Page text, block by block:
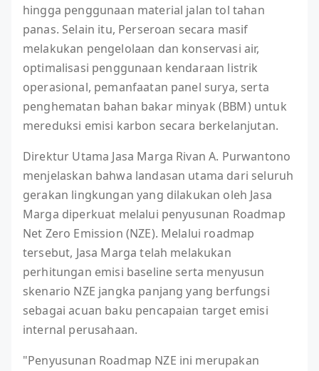
hingga penggunaan material jalan tol tahan
panas. Selain itu, Perseroan secara masif
melakukan pengelolaan dan konservasi air,
optimalisasi penggunaan kendaraan listrik
operasional, pemanfaatan panel surya, serta
penghematan bahan bakar minyak (BBM) untuk
mereduksi emisi karbon secara berkelanjutan.
Direktur Utama Jasa Marga Rivan A. Purwantono
menjelaskan bahwa landasan utama dari seluruh
gerakan lingkungan yang dilakukan oleh Jasa
Marga diperkuat melalui penyusunan Roadmap
Net Zero Emission (NZE). Melalui roadmap
tersebut, Jasa Marga telah melakukan
perhitungan emisi baseline serta menyusun
skenario NZE jangka panjang yang berfungsi
sebagai acuan baku pencapaian target emisi
internal perusahaan.
"Penyusunan Roadmap NZE ini merupakan